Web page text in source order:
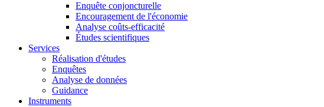
Enquête conjoncturelle
Encouragement de l'économie
Analyse coûts-efficacité
Études scientifiques
Services
Réalisation d'études
Enquêtes
Analyse de données
Guidance
Instruments